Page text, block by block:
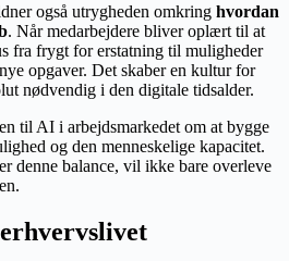
også utrygheden omkring hvordan
. Når medarbejdere bliver oplært til at
fra frygt for erstatning til muligheder
opgaver. Det skaber en kultur for
nødvendig i den digitale tidsalder.
til AI i arbejdsmarkedet om at bygge
og den menneskelige kapacitet.
denne balance, vil ikke bare overleve